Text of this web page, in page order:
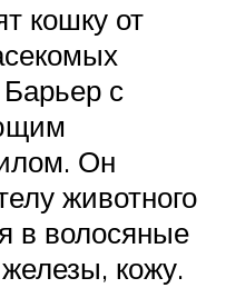
кошку от
с
Он
животного
в волосяные
кожу.